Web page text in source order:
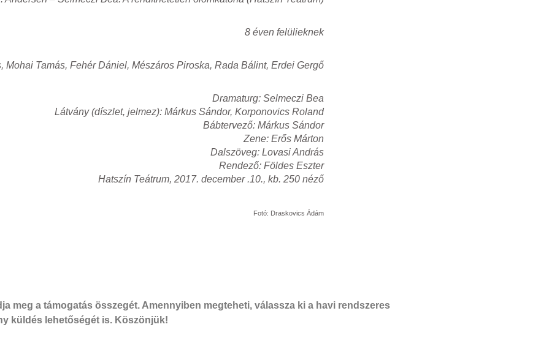
8 éven felülieknek
Mohai Tamás, Fehér Dániel, Mészáros Piroska, Rada Bálint, Erdei Gergő
Dramaturg: Selmeczi Bea
Látvány (díszlet, jelmez): Márkus Sándor, Korponovics Roland
Bábtervező: Márkus Sándor
Zene: Erős Márton
Dalszöveg: Lovasi András
Rendező: Földes Eszter
Hatszín Teátrum, 2017. december .10., kb. 250 néző
Fotó: Draskovics Ádám
meg a támogatás összegét. Amennyiben megteheti, válassza ki a havi rendszeres
küldés lehetőségét is. Köszönjük!